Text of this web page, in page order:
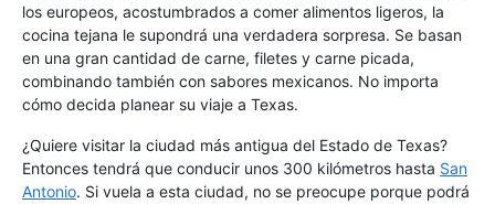
los europeos, acostumbrados a comer alimentos ligeros, la
cocina tejana le supondrá una verdadera sorpresa. Se basan
en una gran cantidad de carne, filetes y carne picada,
combinando también con sabores mexicanos. No importa
cómo decida planear su viaje a Texas.
¿Quiere visitar la ciudad más antigua del Estado de Texas?
Entonces tendrá que conducir unos 300 kilómetros hasta San
Antonio. Si vuela a esta ciudad, no se preocupe porque podrá